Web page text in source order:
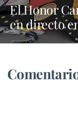
El Honor
en directo